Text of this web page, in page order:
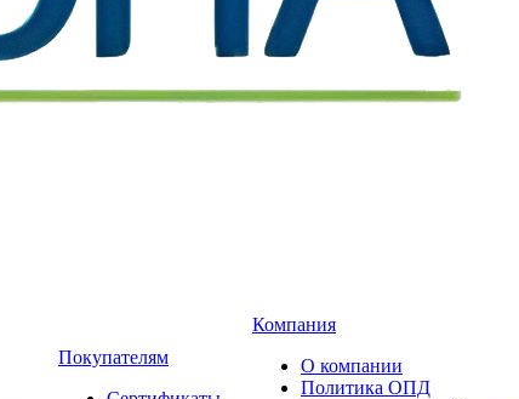
Покупателям
Компания
О компании
Политика ОПД